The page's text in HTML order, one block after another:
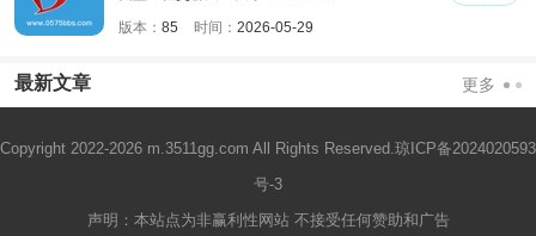
版本： 85 时间： 2026-05-29
最新文章 更多
Copyright 2022-2026 m.3511gg.com All Rights Reserved. 琼ICP备2024020593
号-3
声明：本站点为非赢利性网站 不接受任何赞助和广告